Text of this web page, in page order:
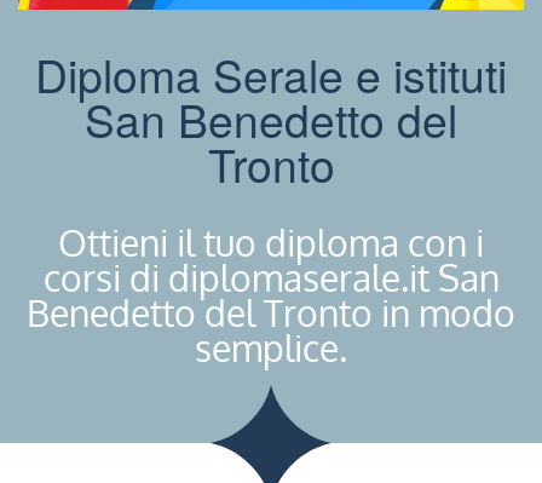
Diploma Serale e istituti
San Benedetto del
Tronto
Ottieni il tuo diploma con i
corsi di diplomaserale.it San
Benedetto del Tronto in modo
semplice.